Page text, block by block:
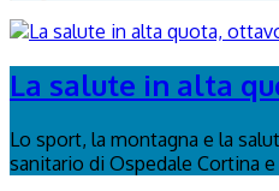
La salute in alta
Lo sport, la montagna e la
sanitario di Ospedale Cortina